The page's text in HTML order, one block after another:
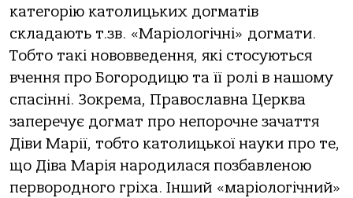
категорію католицьких догматів
складають т.зв. «Маріологічні» догмати.
Тобто такі нововведення, які стосуються
вчення про Богородицю та її ролі в нашому
спасінні. Зокрема, Православна Церква
заперечує догмат про непорочне зачаття
Діви Марії, тобто католицької науки про те,
що Діва Марія народилася позбавленою
первородного гріха. Інший «маріологічний»